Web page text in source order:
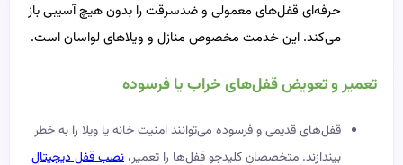
حرفه‌ای قفل‌های معمولی و ضدسرقت را بدون هیچ آسیبی باز
می‌کند. این خدمت مخصوص منازل و ویلاهای لواسان است.
تعمیر و تعویض قفل‌های خراب یا فرسوده
قفل‌های قدیمی و فرسوده می‌توانند امنیت خانه یا ویلا را به خطر
بیندازند. متخصصان کلیدجو قفل‌ها را تعمیر، نصب قفل دیجیتال